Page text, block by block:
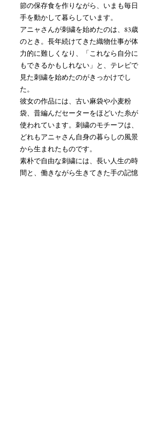
節の保存食を作りながら、いまも毎日
手を動かして暮らしています。
アニャさんが刺繍を始めたのは、83歳
のとき。長年続けてきた織物仕事が体
力的に難しくなり、「これなら自分に
もできるかもしれない」と、テレビで
見た刺繍を始めたのがきっかけでし
た。
彼女の作品には、古い麻袋や小麦粉
袋、昔編んだセーターをほどいた糸が
使われています。刺繍のモチーフは、
どれもアニャさん自身の暮らしの風景
から生まれたものです。
素朴で自由な刺繍には、長い人生の時
間と、働きながら生きてきた手の記憶